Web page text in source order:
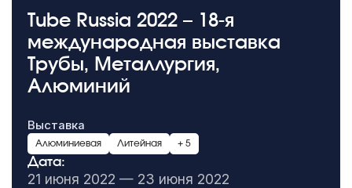
Tube Russia 2022 – 18-я
международная выставка
Трубы, Металлургия,
Алюминий
Выставка
Алюминиевая Литейная + 5
Дата:
21 июня 2022 — 23 июня 2022